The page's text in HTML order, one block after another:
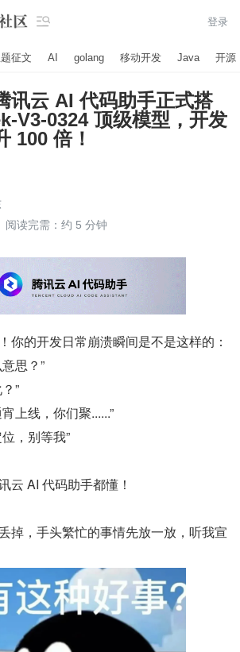
 登录
征文 AI golang 移动开发 Java 开源
讯云 AI 代码助手正式搭
V3-0324 顶级模型，开发
100 倍！
阅读完需：约 5 分钟
你的开发日常崩溃瞬间是不是这样的：
思？”
”
上线，你们聚......”
，别等我”
AI 代码助手都懂！
掉，手头繁忙的事情先放一放，听我宣